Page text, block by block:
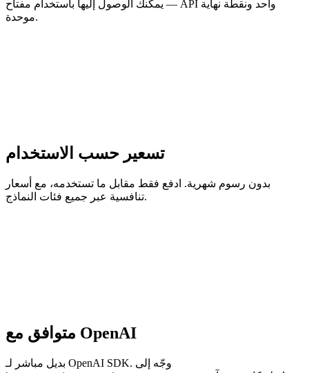
— يمكنك الوصول إليها باستخدام مفتاح API واحد ونقطة نهاية
موحدة.
تسعير حسب الاستخدام
بدون رسوم شهرية. ادفع فقط مقابل ما تستخدمه، مع أسعار
تنافسية عبر جميع فئات النماذج.
متوافق مع OpenAI
بديل مباشر لـ OpenAI SDK. وجّه إلى